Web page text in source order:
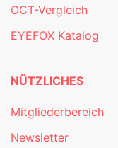
OCT-Vergleich
EYEFOX Katalog
NÜTZLICHES
Mitgliederbereich
Newsletter